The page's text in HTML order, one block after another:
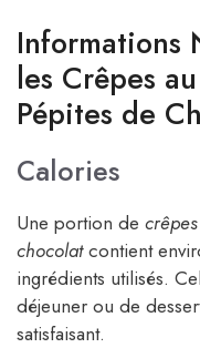
Informations
les Crêpes
Pépites de
Calories
Une portion de
chocolatcontient
ingrédients utilisés.
déjeuner ou de
satisfaisant.